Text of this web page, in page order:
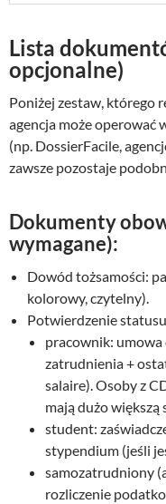
Lista
opcjonalne)
Poniżej zestaw, którego
agencja może operować
(np. DossierFacile,
zawsze pozostaje
Dokumenty
wymagane):
Dowód tożsamości:
kolorowy, czytelny).
Potwierdzenie
pracownik: umowa
zatrudnienia +
salaire). Osoby z
mają dużo większą
student:
stypendium (jeśli
samozatrudniony
rozliczenie